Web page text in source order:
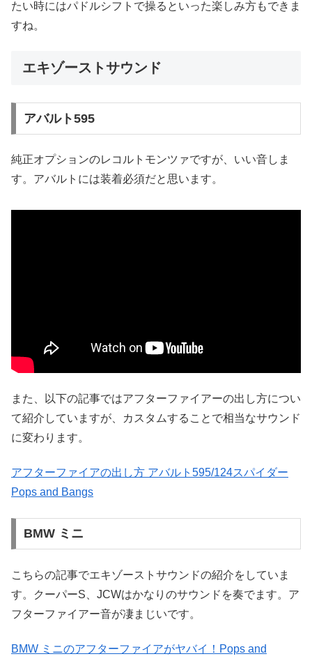
たい時にはパドルシフトで操るといった楽しみ方もできま
すね。
エキゾーストサウンド
アバルト595
純正オプションのレコルトモンツァですが、いい音しま
す。アバルトには装着必須だと思います。
また、以下の記事ではアフターファイアーの出し方につい
て紹介していますが、カスタムすることで相当なサウンド
に変わります。
アフターファイアの出し方 アバルト595/124スパイダー
Pops and Bangs
BMW ミニ
こちらの記事でエキゾーストサウンドの紹介をしていま
す。クーパーS、JCWはかなりのサウンドを奏でます。ア
フターファイアー音が凄まじいです。
BMW ミニのアフターファイアがヤバイ！Pops and